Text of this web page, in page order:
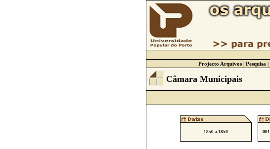
Projecto Arquivos| Pesquisa |
Câmara Municipais
1850 a 1850 001